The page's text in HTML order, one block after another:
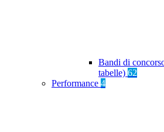
Bandi di
tabelle) 62
Performance 4